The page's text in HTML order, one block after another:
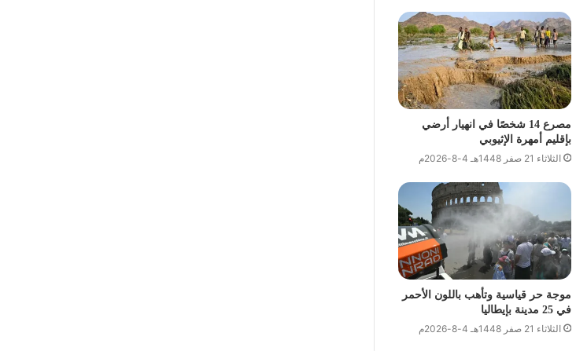
مصرع 14 شخصًا في انهيار أرضي
بإقليم أمهرة الإثيوبي
الثلاثاء 21 صفر 1448هـ 4-8-2026م
موجة حر قياسية وتأهب باللون الأحمر
في 25 مدينة بإيطاليا
الثلاثاء 21 صفر 1448هـ 4-8-2026م